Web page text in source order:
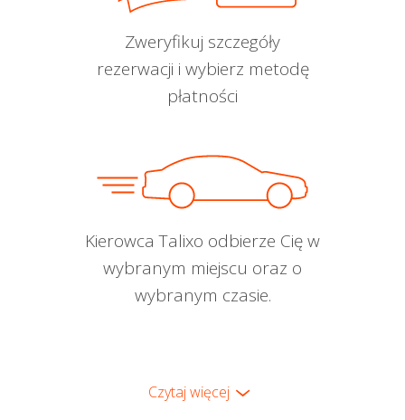
Zweryfikuj szczegóły
rezerwacji i wybierz metodę
płatności
Kierowca Talixo odbierze Cię w
wybranym miejscu oraz o
wybranym czasie.
Czytaj więcej